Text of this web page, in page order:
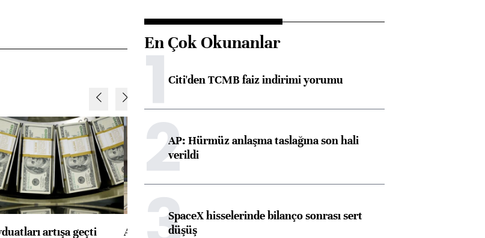
artışa geçti
ABD'de konut başlangıçları
Almanya, Commerzbank
konusunda Unicredit ile
En Çok Okunanlar
1Citi'den TCMB faiz indirimi yorumu
2AP: Hürmüz anlaşma taslağına son hali
verildi
SpaceX hisselerinde bilanço sonrası sert
düşüş